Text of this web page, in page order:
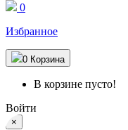
0
Избранное
0 Корзина
В корзине пусто!
Войти
×